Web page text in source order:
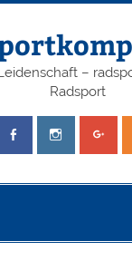
–
Radsport